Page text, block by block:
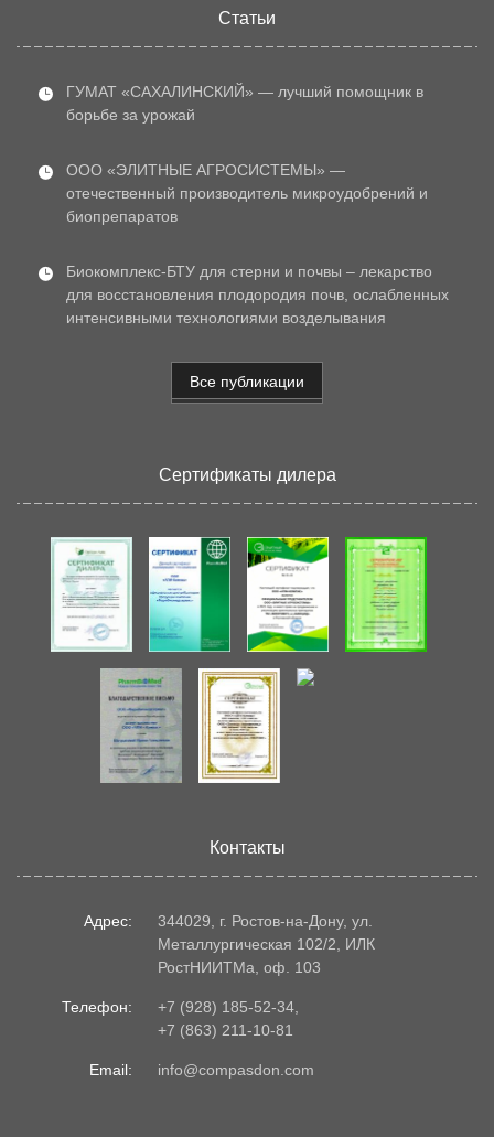
Статьи
ГУМАТ «САХАЛИНСКИЙ» — лучший помощник в
борьбе за урожай
ООО «ЭЛИТНЫЕ АГРОСИСТЕМЫ» —
отечественный производитель микроудобрений и
биопрепаратов
Биокомплекс-БТУ для стерни и почвы – лекарство
для восстановления плодородия почв, ослабленных
интенсивными технологиями возделывания
Все публикации
Сертификаты дилера
Контакты
Адрес:
344029, г. Ростов-на-Дону, ул.
Металлургическая 102/2, ИЛК
РостНИИТМа, оф. 103
Телефон: +7 (928) 185-52-34,
+7 (863) 211-10-81
Email: info@compasdon.com